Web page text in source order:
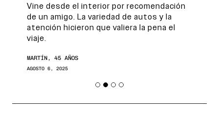
Vine desde el interior por recomendación
de un amigo. La variedad de autos y la
atención hicieron que valiera la pena el
viaje.
MARTÍN, 45 AÑOS
AGOSTO 6, 2025